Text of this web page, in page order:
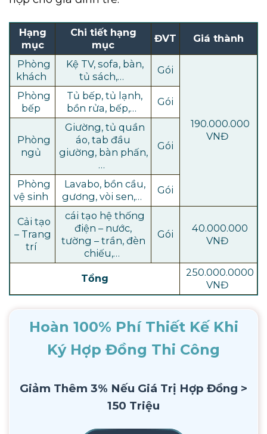
Hạng
mục
Chi tiết hạng
mục
ĐVT Giá thành
Phòng
khách
Kệ TV, sofa, bàn,
tủ sách,…
Gói
190.000.000
VNĐ
Phòng
bếp
Tủ bếp, tủ lạnh,
bồn rửa, bếp,…
Gói
Phòng
ngủ
Giường, tủ quần
áo, tab đầu
giường, bàn phấn,
…
Gói
Phòng
vệ sinh
Lavabo, bồn cầu,
gương, vòi sen,…
Gói
Cải tạo
– Trang
trí
cái tạo hệ thống
điện – nước,
tường – trần, đèn
chiếu,…
Gói
40.000.000
VNĐ
Tổng
250.000.0000
VNĐ
Hoàn 100% Phí Thiết Kế Khi
Ký Hợp Đồng Thi Công
Giảm Thêm 3% Nếu Giá Trị Hợp Đồng >
150 Triệu